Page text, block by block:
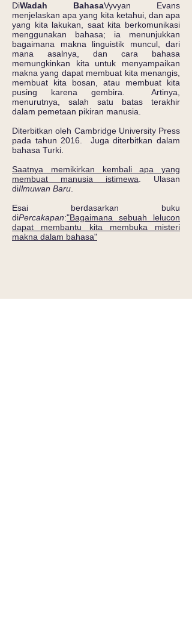
DiWadah BahasaVyvyan Evans
menjelaskan apa yang kita ketahui, dan apa
yang kita lakukan, saat kita berkomunikasi
menggunakan bahasa; ia menunjukkan
bagaimana makna linguistik muncul, dari
mana asalnya, dan cara bahasa
memungkinkan kita untuk menyampaikan
makna yang dapat membuat kita menangis,
membuat kita bosan, atau membuat kita
pusing karena gembira. Artinya,
menurutnya, salah satu batas terakhir
dalam pemetaan pikiran manusia.
Diterbitkan oleh Cambridge University Press
pada tahun 2016. Juga diterbitkan dalam
bahasa Turki.
Saatnya memikirkan kembali apa yang
membuat manusia istimewa . Ulasan
diIlmuwan Baru
Esai berdasarkan buku
diPercakapan:"Bagaimana sebuah lelucon
dapat membantu kita membuka misteri
makna dalam bahasa"